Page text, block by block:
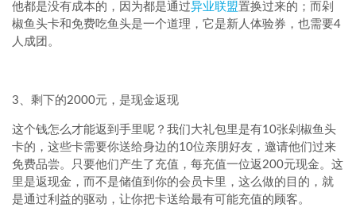
他都是没有成本的，因为都是通过异业联盟置换过来的；而剁
椒鱼头卡和免费吃鱼头是一个道理，它是新人体验券，也需要4
人成团。
3、剩下的2000元，是现金返现
这个钱怎么才能返到手里呢？我们大礼包里是有10张剁椒鱼头
卡的，这些卡需要你送给身边的10位亲朋好友，邀请他们过来
免费品尝。只要他们产生了充值，每充值一位返200元现金。这
里是返现金，而不是储值到你的会员卡里，这么做的目的，就
是通过利益的驱动，让你把卡送给最有可能充值的顾客。